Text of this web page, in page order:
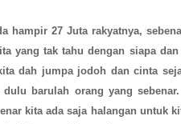
hampir 27 Juta rakyatnya,
yang tak tahu dengan siapa
dah jumpa jodoh dan cinta
barulah orang yang
kita ada saja halangan untuk